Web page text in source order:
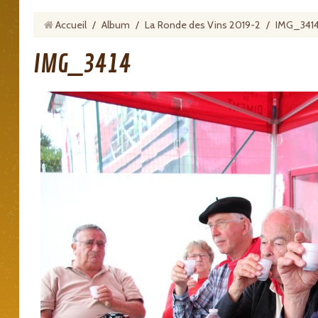
Accueil / Album / La Ronde des Vins 2019-2 /
IMG_3414